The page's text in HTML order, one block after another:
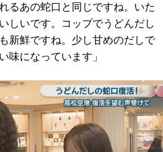
るあの蛇口と同じですね。いた
しいです。コップでうどんだし
新鮮ですね。少し甘めのだしで
味になっています」